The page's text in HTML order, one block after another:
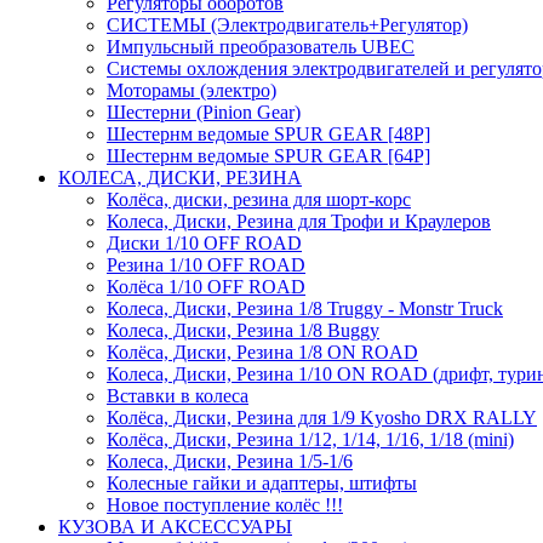
СИСТЕМЫ (Электродвигатель+Регулятор)
Импульсный преобразователь UBEC
Системы охлождения электродвигателей и
Моторамы (электро)
Шестерни (Pinion Gear)
Шестернм ведомые SPUR GEAR [48P]
Шестернм ведомые SPUR GEAR [64P]
КОЛЕСА, ДИСКИ, РЕЗИНА
Колёса, диски, резина для шорт-корс
Колеса, Диски, Резина для Трофи и Краулеров
Диски 1/10 OFF ROAD
Резина 1/10 OFF ROAD
Колёса 1/10 OFF ROAD
Колеса, Диски, Резина 1/8 Truggy - Monstr Truck
Колеса, Диски, Резина 1/8 Buggy
Колёса, Диски, Резина 1/8 ON ROAD
Колеса, Диски, Резина 1/10 ON ROAD (дрифт,
Вставки в колеса
Колёса, Диски, Резина для 1/9 Kyosho DRX RALLY
Колёса, Диски, Резина 1/12, 1/14, 1/16, 1/18 (mini)
Колеса, Диски, Резина 1/5-1/6
Колесные гайки и адаптеры, штифты
Новое поступление колёс !!!
КУЗОВА И АКСЕССУАРЫ